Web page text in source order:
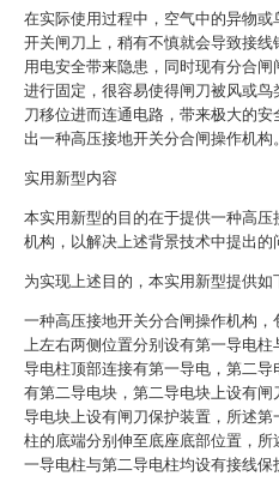
在实际使用过程中，空气中的异物或
开关闸刀上，稍有不慎就会导致接线
用电安全带来隐患，同时现有分合闸
进行固定，很容易使得闸刀被风或鸟
刀移位进而连通电路，带来极大的安
出一种高压接地开关分合闸操作机构。
实用新型内容
本实用新型的目的在于提供一种高压
机构，以解决上述背景技术中提出的
为实现上述目的，本实用新型提供如
一种高压接地开关分合闸操作机构，
上左右两侧位置分别设有第一导电柱
导电柱顶部连接有第一导电，第二导
有第二导电块，第二导电块上设有闸
导电块上设有闸刀保护装置，所述第
柱的底端分别伸至底座底部位置，所
一导电柱与第二导电柱均设有接线保